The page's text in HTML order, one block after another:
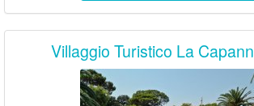
Villaggio Turistico La